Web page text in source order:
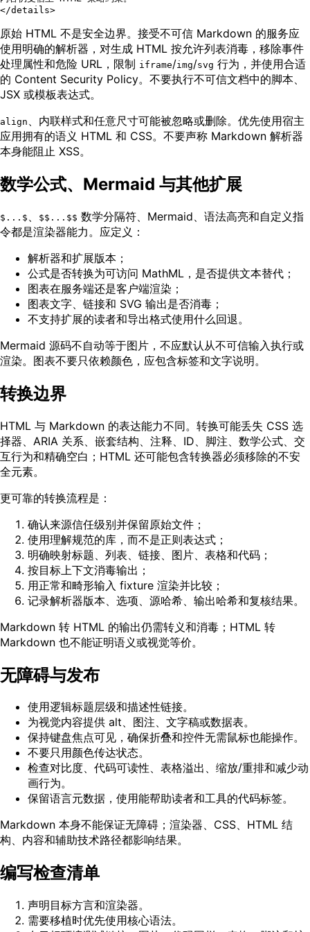
</details>
原始 HTML 不是安全边界。接受不可信 Markdown 的服务应
使用明确的解析器，对生成 HTML 按允许列表消毒，移除事件
处理属性和危险 URL，限制 iframe/img/svg 行为，并使用合适
的 Content Security Policy。不要执行不可信文档中的脚本、
JSX 或模板表达式。
align 、内联样式和任意尺寸可能被忽略或删除。优先使用宿主
应用拥有的语义 HTML 和 CSS。不要声称 Markdown 解析器
本身能阻止 XSS。
数学公式、Mermaid 与其他扩展
$...$ $$...$$ 数学分隔符、Mermaid、语法高亮和自定义指
令都是渲染器能力。应定义：
解析器和扩展版本；
公式是否转换为可访问 MathML，是否提供文本替代；
图表在服务端还是客户端渲染；
图表文字、链接和 SVG 输出是否消毒；
不支持扩展的读者和导出格式使用什么回退。
Mermaid 源码不自动等于图片，不应默认从不可信输入执行或
渲染。图表不要只依赖颜色，应包含标签和文字说明。
转换边界
HTML 与 Markdown 的表达能力不同。转换可能丢失 CSS 选
择器、ARIA 关系、嵌套结构、注释、ID、脚注、数学公式、交
互行为和精确空白；HTML 还可能包含转换器必须移除的不安
全元素。
更可靠的转换流程是：
确认来源信任级别并保留原始文件；
使用理解规范的库，而不是正则表达式；
明确映射标题、列表、链接、图片、表格和代码；
按目标上下文消毒输出；
用正常和畸形输入 fixture 渲染并比较；
记录解析器版本、选项、源哈希、输出哈希和复核结果。
Markdown 转 HTML 的输出仍需转义和消毒；HTML 转
Markdown 也不能证明语义或视觉等价。
无障碍与发布
使用逻辑标题层级和描述性链接。
为视觉内容提供 alt、图注、文字稿或数据表。
保持键盘焦点可见，确保折叠和控件无需鼠标也能操作。
不要只用颜色传达状态。
检查对比度、代码可读性、表格溢出、缩放/重排和减少动
画行为。
保留语言元数据，使用能帮助读者和工具的代码标签。
Markdown 本身不能保证无障碍；渲染器、CSS、HTML 结
构、内容和辅助技术路径都影响结果。
编写检查清单
声明目标方言和渲染器。
需要移植时优先使用核心语法。